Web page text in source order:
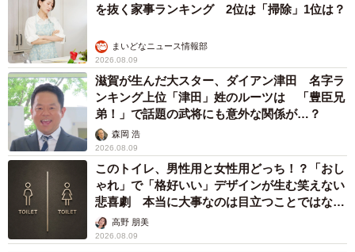
を抜く家事ランキング 2位は「掃除」1位は？
まいどなニュース情報部
2026.08.09
滋賀が生んだ大スター、ダイアン津田 名字ラ
ンキング上位「津田」姓のルーツは 「豊臣兄
弟！」で話題の武将にも意外な関係が…？
森岡 浩
2026.08.09
このトイレ、男性用と女性用どっち！？「おし
ゃれ」で「格好いい」デザインが生む笑えない
悲喜劇 本当に大事なのは目立つことではな
く…高野 朋美
2026.08.09